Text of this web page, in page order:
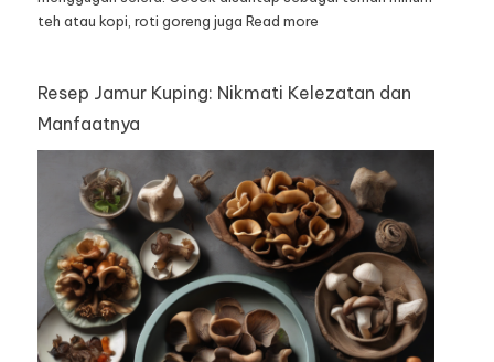
teh atau kopi, roti goreng juga Read more
Resep Jamur Kuping: Nikmati Kelezatan dan
Manfaatnya